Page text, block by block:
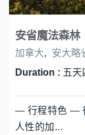
安省魔法森林
加拿大,
安大略
Duration : 五天
— 行程特色 —
人性的加...